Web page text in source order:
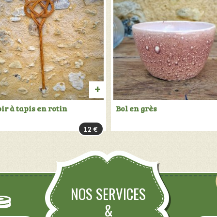
AJOUTER
PANIER
à tapis en rotin
12 €
Bol en grès
NOS SERVICES
&